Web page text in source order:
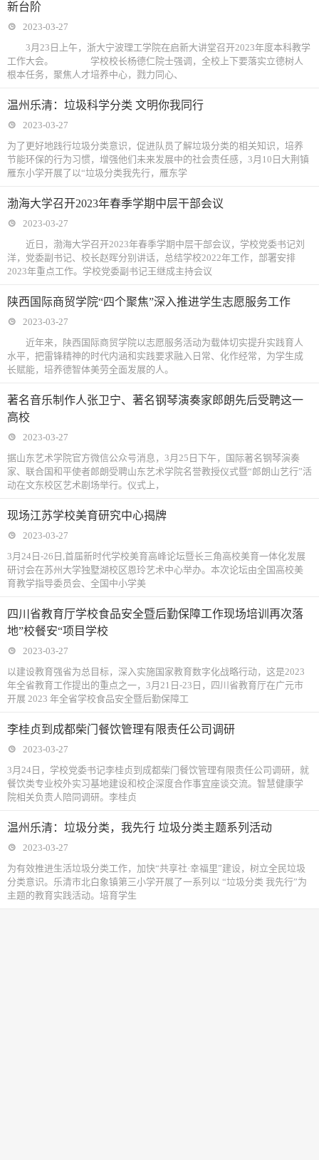
新台阶
2023-03-27
3月23日上午，浙大宁波理工学院在启新大讲堂召开2023年度本科教学
工作大会。 学校校长杨德仁院士强调，全校上下要落实立德树人
根本任务，聚焦人才培养中心，戮力同心、
温州乐清：垃圾科学分类 文明你我同行
2023-03-27
为了更好地践行垃圾分类意识，促进队员了解垃圾分类的相关知识，培养
节能环保的行为习惯，增强他们未来发展中的社会责任感，3月10日大荆镇
雁东小学开展了以“垃圾分类我先行，雁东学
渤海大学召开2023年春季学期中层干部会议
2023-03-27
近日，渤海大学召开2023年春季学期中层干部会议，学校党委书记刘
洋，党委副书记、校长赵晖分别讲话，总结学校2022年工作，部署安排
2023年重点工作。学校党委副书记王继成主持会议
陕西国际商贸学院“四个聚焦”深入推进学生志愿服务工作
2023-03-27
近年来，陕西国际商贸学院以志愿服务活动为载体切实提升实践育人
水平，把雷锋精神的时代内涵和实践要求融入日常、化作经常，为学生成
长赋能，培养德智体美劳全面发展的人。
著名音乐制作人张卫宁、著名钢琴演奏家郎朗先后受聘这一
高校
2023-03-27
据山东艺术学院官方微信公众号消息，3月25日下午，国际著名钢琴演奏
家、联合国和平使者郎朗受聘山东艺术学院名誉教授仪式暨“郎朗山艺行”活
动在文东校区艺术剧场举行。仪式上，
现场江苏学校美育研究中心揭牌
2023-03-27
3月24日-26日,首届新时代学校美育高峰论坛暨长三角高校美育一体化发展
研讨会在苏州大学独墅湖校区恩玲艺术中心举办。本次论坛由全国高校美
育教学指导委员会、全国中小学美
四川省教育厅学校食品安全暨后勤保障工作现场培训再次落
地”校餐安“项目学校
2023-03-27
以建设教育强省为总目标，深入实施国家教育数字化战略行动，这是2023
年全省教育工作提出的重点之一，3月21日-23日，四川省教育厅在广元市
开展 2023 年全省学校食品安全暨后勤保障工
李桂贞到成都柴门餐饮管理有限责任公司调研
2023-03-27
3月24日，学校党委书记李桂贞到成都柴门餐饮管理有限责任公司调研，就
餐饮类专业校外实习基地建设和校企深度合作事宜座谈交流。智慧健康学
院相关负责人陪同调研。李桂贞
温州乐清：垃圾分类，我先行 垃圾分类主题系列活动
2023-03-27
为有效推进生活垃圾分类工作，加快“共享社·幸福里”建设，树立全民垃圾
分类意识。乐清市北白象镇第三小学开展了一系列以 “垃圾分类 我先行”为
主题的教育实践活动。培育学生